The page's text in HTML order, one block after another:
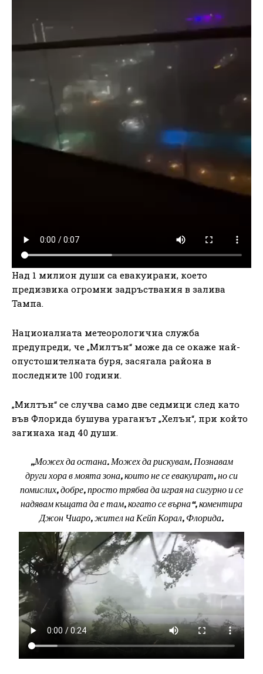
Над 1 милион души са евакуирани, което
предизвика огромни задръствания в залива
Тампа.
Националната метеорологична служба
предупреди, че „Милтън“ може да се окаже най-
опустошителната буря, засягала района в
последните 100 години.
„Милтън“ се случва само две седмици след като
във Флорида бушува ураганът „Хелън“, при който
загинаха над 40 души.
„Можех да остана. Можех да рискувам. Познавам
други хора в моята зона, които не се евакуират, но си
помислих, добре, просто трябва да играя на сигурно и се
надявам къщата да е там, когато се върна“, коментира
Джон Чиаро, жител на Кейп Корал, Флорида.